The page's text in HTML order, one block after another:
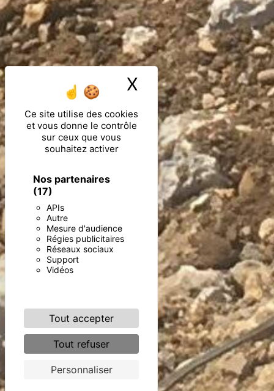
Ce site utilise des cookies
et vous donne le contrôle
sur ceux que vous
souhaitez activer
Nos partenaires
(17)
APIs
Autre
Mesure d'audience
Régies publicitaires
Réseaux sociaux
Support
Vidéos
Tout accepter
Tout refuser
Personnaliser
X Masquer le